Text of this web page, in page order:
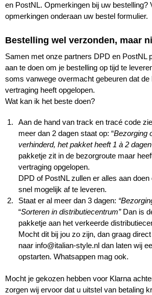
en PostNL. Opmerkingen bij uw bestelling?
opmerkingen onderaan uw bestel formulier.
Bestelling wel verzonden, maar
Samen met onze partners DPD en PostNL
aan te doen om je bestelling op tijd te
soms vanwege overmacht gebeuren dat de
vertraging heeft opgelopen.
Wat kan ik het beste doen?
Aan de hand van track en tracé code
meer dan 2 dagen staat op: “Bezorging
verhinderd, het pakket heeft 1 à 2
pakketje zit in de bezorgroute maar
vertraging opgelopen.
DPD of PostNL zullen er alles aan
snel mogelijk af te leveren.
Staat er al meer dan 3 dagen:
“Sorteren in distributiecentrum” Dan is
pakketje aan het verkeerde
Mocht dit bij jou zo zijn, dan graag
naar info@italian-style.nl dan laten wij
opstarten. Whatsappen mag ook.
Mocht je gekozen hebben voor Klarna
zorgen wij ervoor dat u uitstel van betaling